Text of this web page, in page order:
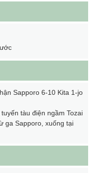
Sapporo 6-10 Kita 1-jo
tàu điện ngầm Tozai
ga Sapporo, xuống tại